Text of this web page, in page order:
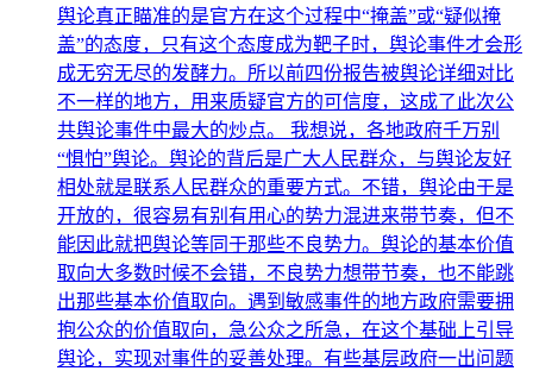
舆论真正瞄准的是官方在这个过程中“掩盖”或“疑似掩
盖”的态度，只有这个态度成为靶子时，舆论事件才会形
成无穷无尽的发酵力。所以前四份报告被舆论详细对比
不一样的地方，用来质疑官方的可信度，这成了此次公
共舆论事件中最大的炒点。 我想说，各地政府千万别
“惧怕”舆论。舆论的背后是广大人民群众，与舆论友好
相处就是联系人民群众的重要方式。不错，舆论由于是
开放的，很容易有别有用心的势力混进来带节奏，但不
能因此就把舆论等同于那些不良势力。舆论的基本价值
取向大多数时候不会错，不良势力想带节奏，也不能跳
出那些基本价值取向。遇到敏感事件的地方政府需要拥
抱公众的价值取向，急公众之所急，在这个基础上引导
舆论，实现对事件的妥善处理。有些基层政府一出问题